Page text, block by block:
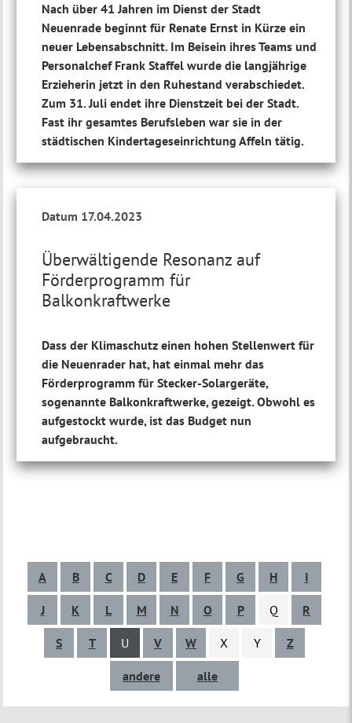
Nach über 41 Jahren im Dienst der Stadt
Neuenrade beginnt für Renate Ernst in Kürze ein
neuer Lebensabschnitt. Im Beisein ihres Teams und
Personalchef Frank Staffel wurde die langjährige
Erzieherin jetzt in den Ruhestand verabschiedet.
Zum 31. Juli endet ihre Dienstzeit bei der Stadt.
Fast ihr gesamtes Berufsleben war sie in der
städtischen Kindertageseinrichtung Affeln tätig.
Überwältigende Resonanz auf
Förderprogramm für
Balkonkraftwerke
Datum 17.04.2023
Dass der Klimaschutz einen hohen Stellenwert für
die Neuenrader hat, hat einmal mehr das
Förderprogramm für Stecker-Solargeräte,
sogenannte Balkonkraftwerke, gezeigt. Obwohl es
aufgestockt wurde, ist das Budget nun
aufgebraucht.
alle
A B C D E F G H I
J K L M N O P Q R
S T U V W X Y Z
andere